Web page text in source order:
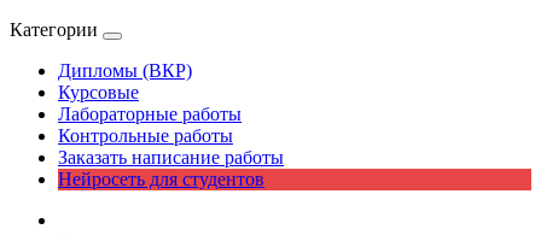
Категории
Дипломы (ВКР)
Курсовые
Лабораторные работы
Контрольные работы
Заказать написание работы
Нейросеть для студентов